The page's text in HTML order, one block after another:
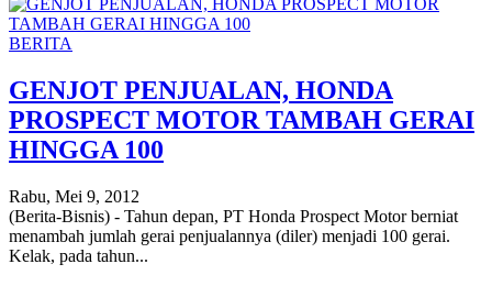
BERITA
GENJOT PENJUALAN, HONDA
PROSPECT MOTOR TAMBAH GERAI
HINGGA 100
Rabu, Mei 9, 2012
(Berita-Bisnis) - Tahun depan, PT Honda Prospect Motor berniat
menambah jumlah gerai penjualannya (diler) menjadi 100 gerai.
Kelak, pada tahun...